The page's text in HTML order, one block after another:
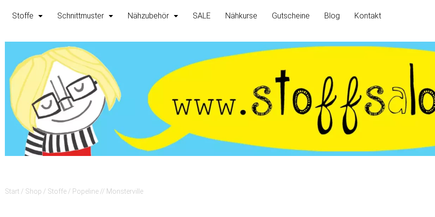
InhaltStoffe Schnittmuster Nähzubehör SALE Nähkurse Gutscheine Blog Kontakt
Start / Shop / Stoffe / Popeline // Monsterville